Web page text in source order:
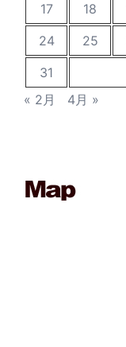
17
18
24
25
31
« 2月
4月 »